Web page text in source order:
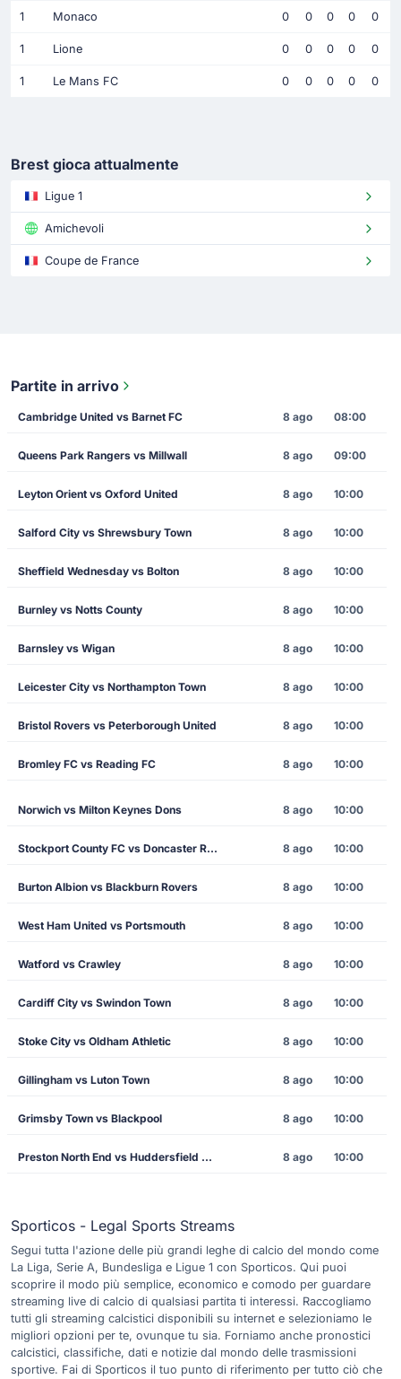
1 Monaco 0 0 0 0 0
1 Lione 0 0 0 0 0
1 Le Mans FC 0 0 0 0 0
Brest gioca attualmente
Ligue 1
Amichevoli
Coupe de France
Partite in arrivo
Cambridge United vs Barnet FC 8 ago 08:00
Queens Park Rangers vs Millwall 8 ago 09:00
Leyton Orient vs Oxford United 8 ago 10:00
Salford City vs Shrewsbury Town 8 ago 10:00
Sheffield Wednesday vs Bolton 8 ago 10:00
Burnley vs Notts County 8 ago 10:00
Barnsley vs Wigan 8 ago 10:00
Leicester City vs Northampton Town 8 ago 10:00
Bristol Rovers vs Peterborough United 8 ago 10:00
Bromley FC vs Reading FC 8 ago 10:00
Norwich vs Milton Keynes Dons 8 ago 10:00
Stockport County FC vs Doncaster Rovers 8 ago 10:00
Burton Albion vs Blackburn Rovers 8 ago 10:00
West Ham United vs Portsmouth 8 ago 10:00
Watford vs Crawley 8 ago 10:00
Cardiff City vs Swindon Town 8 ago 10:00
Stoke City vs Oldham Athletic 8 ago 10:00
Gillingham vs Luton Town 8 ago 10:00
Grimsby Town vs Blackpool 8 ago 10:00
Preston North End vs Huddersfield Town 8 ago 10:00
Sporticos - Legal Sports Streams
Segui tutta l'azione delle più grandi leghe di calcio del mondo come
La Liga, Serie A, Bundesliga e Ligue 1 con Sporticos. Qui puoi
scoprire il modo più semplice, economico e comodo per guardare
streaming live di calcio di qualsiasi partita ti interessi. Raccogliamo
tutti gli streaming calcistici disponibili su internet e selezioniamo le
migliori opzioni per te, ovunque tu sia. Forniamo anche pronostici
calcistici, classifiche, dati e notizie dal mondo delle trasmissioni
sportive. Fai di Sporticos il tuo punto di riferimento per tutto ciò che